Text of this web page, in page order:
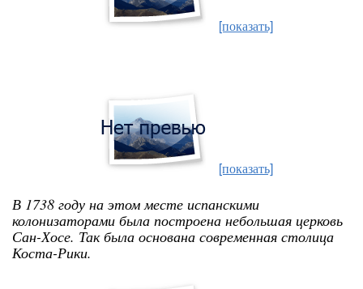
[показать]
[показать]
В 1738 году на этом месте испанскими
колонизаторами была построена небольшая церковь
Сан-Хосе. Так была основана современная столица
Коста-Рики.